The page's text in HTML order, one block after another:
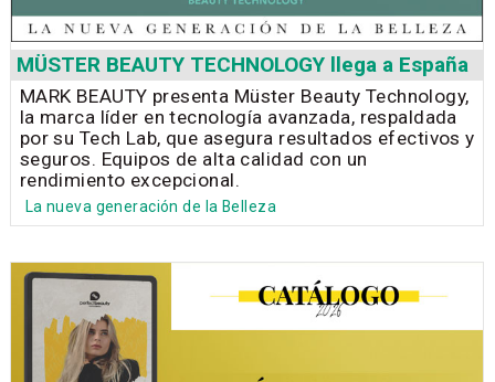
MÜSTER BEAUTY TECHNOLOGY llega a España
MARK BEAUTY presenta Müster Beauty Technology,
la marca líder en tecnología avanzada, respaldada
por su Tech Lab, que asegura resultados efectivos y
seguros. Equipos de alta calidad con un
rendimiento excepcional.
La nueva generación de la Belleza